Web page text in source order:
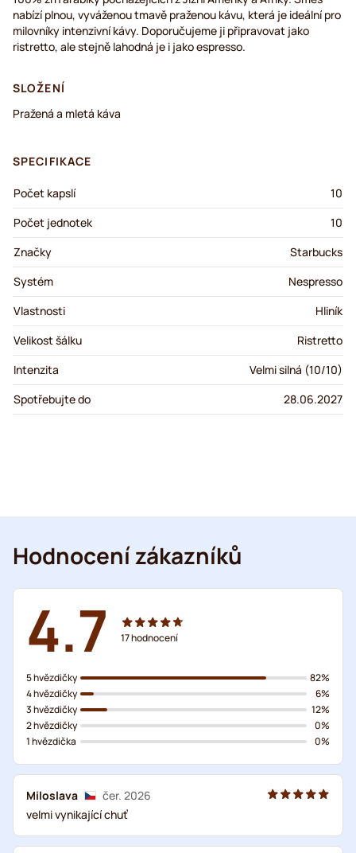
nabízí plnou, vyváženou tmavě praženou kávu, která je ideální pro
milovníky intenzivní kávy. Doporučujeme ji připravovat jako
ristretto, ale stejně lahodná je i jako espresso.
SLOŽENÍ
Pražená a mletá káva
SPECIFIKACE
Počet kapslí
10
Počet jednotek
10
Značky
Starbucks
Systém
Nespresso
Vlastnosti
Hliník
Velikost šálku
Ristretto
Intenzita
Velmi silná (10/10)
Spotřebujte do
28.06.2027
Hodnocení zákazníků
4.7 17hodnocení
5 hvězdičky
4 hvězdičky
3 hvězdičky
2 hvězdičky
1 hvězdička
82%
6%
12%
0%
0%
Miloslava
čer. 2026
velmi vynikající chuť